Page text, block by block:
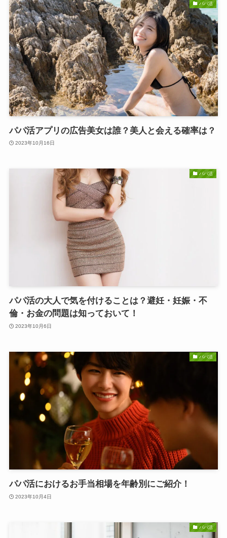
パパ活
パパ活アプリの広告美女は誰？美人と会える確率は？
2023年10月16日
パパ活
パパ活の大人で気を付けることは？避妊・妊娠・不
倫・お金の問題は知っておいて！
2023年10月6日
パパ活
パパ活におけるお手当相場を年齢別にご紹介！
2023年10月4日
パパ活